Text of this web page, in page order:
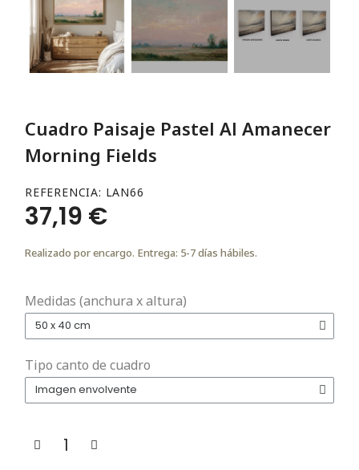
Cuadro Paisaje Pastel Al Amanecer
Morning Fields
REFERENCIA LAN66
37,19 €
Realizado por encargo. Entrega: 5-7 días hábiles.
Medidas (anchura x altura)
Tipo canto de cuadro